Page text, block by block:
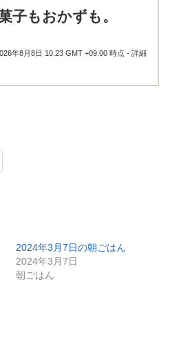
子もおかずも。
年8月8日 10:23 GMT +09:00 時点 -詳細
2024年3月7日の朝ごはん
2024年3月7日
朝ごはん